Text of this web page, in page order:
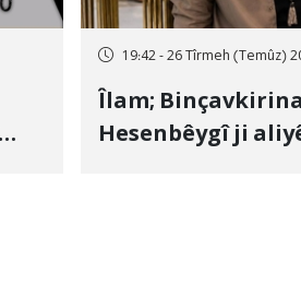
19:42 - 26 Tîrmeh (Temûz)
Îlam;
Hesenbêygî ji